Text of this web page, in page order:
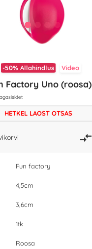
-50% Allahindlus Video
Factory Uno (roosa)
Fun factory
4,5cm
3,6cm
1tk
Roosa
HETKEL LAOST OTSAS